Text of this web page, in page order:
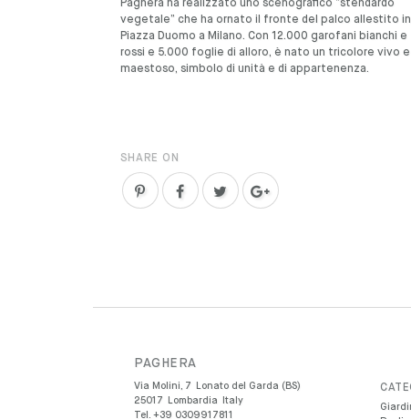
Paghera ha realizzato uno scenografico “stendardo
vegetale” che ha ornato il fronte del palco allestito in
Piazza Duomo a Milano. Con 12.000 garofani bianchi e
rossi e 5.000 foglie di alloro, è nato un tricolore vivo e
maestoso, simbolo di unità e di appartenenza.
SHARE ON
PAGHERA
Via Molini, 7
Lonato del Garda (BS)
25017
Lombardia
Italy
Tel. +39 0309917811